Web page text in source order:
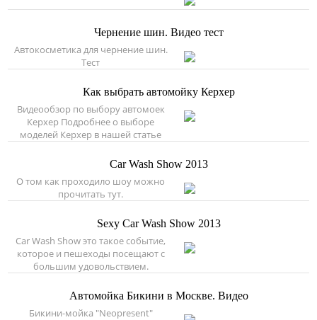
Чернение шин. Видео тест
Автокосметика для чернение шин.
Тест
Как выбрать автомойку Керхер
Видеообзор по выбору автомоек
Керхер Подробнее о выборе
моделей Керхер в нашей статье
Car Wash Show 2013
О том как проходило шоу можно
прочитать тут.
Sexy Car Wash Show 2013
Car Wash Show это такое событие,
которое и пешеходы посещают с
большим удовольствием.
Автомойка Бикини в Москве. Видео
Бикини-мойка "Neopresent"